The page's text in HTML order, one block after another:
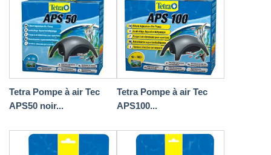
Tetra Pompe à air Tec
APS50 noir...
Tetra Pompe à air Tec
APS100...